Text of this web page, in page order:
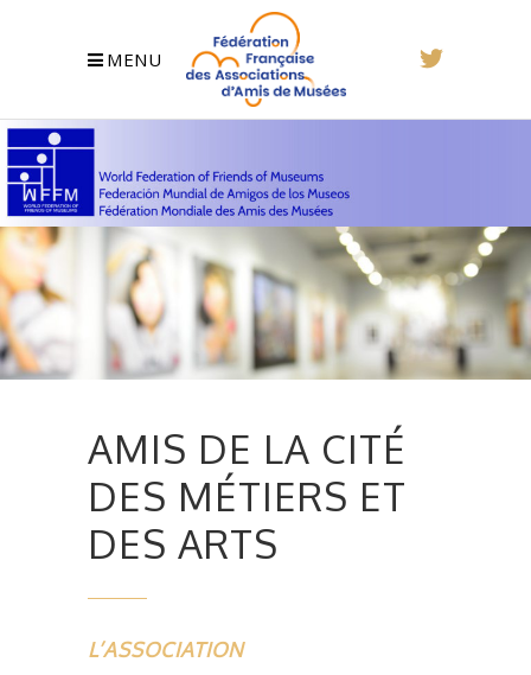
MENU
AMIS DE LA CITÉ
DES MÉTIERS ET
DES ARTS
L’ASSOCIATION